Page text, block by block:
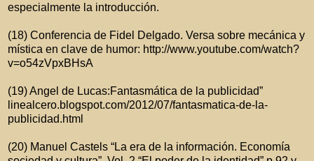
especialmente la introducción.
(18) Conferencia de Fidel Delgado. Versa sobre mecánica y
mística en clave de humor: http://www.youtube.com/watch?
v=o54zVpxBHsA
(19) Angel de Lucas:Fantasmática de la publicidad”
linealcero.blogspot.com/2012/07/fantasmatica-de-la-
publicidad.html
(20) Manuel Castels “La era de la información. Economía